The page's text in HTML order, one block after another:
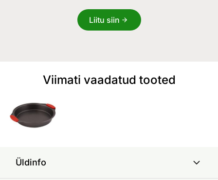
Liitu siin
Viimati vaadatud tooted
Üldinfo